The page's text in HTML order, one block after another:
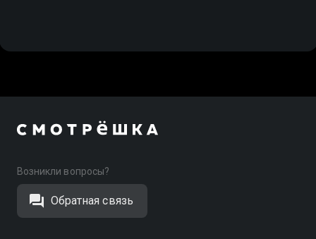
Возникли вопросы?
Обратная связь